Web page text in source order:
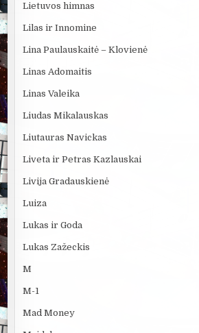
Lietuvos himnas
Lilas ir Innomine
Lina Paulauskaitė – Klovienė
Linas Adomaitis
Linas Valeika
Liudas Mikalauskas
Liutauras Navickas
Liveta ir Petras Kazlauskai
Livija Gradauskienė
Luiza
Lukas ir Goda
Lukas Zažeckis
M
M-1
Mad Money